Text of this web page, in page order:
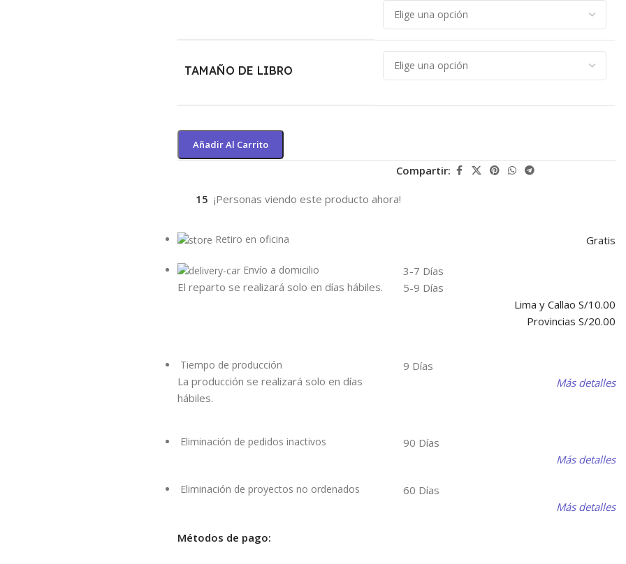
TAMAÑO DE LIBRO
Añadir Al Carrito
Compartir:
15 ¡Personas viendo este producto ahora!
Retiro en oficina Gratis
Envío a domicilio
El reparto se realizará solo en días hábiles.
3-7 Días
5-9 Días
Lima y Callao S/10.00
Provincias S/20.00
Tiempo de producción
La producción se realizará solo en días
hábiles.
9 Días
Más detalles
Eliminación de pedidos inactivos
90 Días
Más detalles
Eliminación de proyectos no ordenados
60 Días
Más detalles
Métodos de pago: